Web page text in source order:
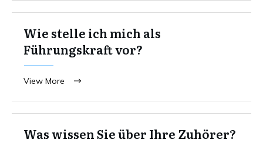
Wie stelle ich mich als
Führungskraft vor?
View More
Was wissen Sie über Ihre Zuhörer?